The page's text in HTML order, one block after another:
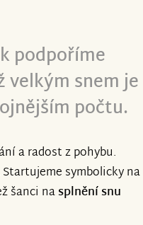
podpoříme
velkým snem je
počtu.
a radost z pohybu.
symbolicky na
šanci nasplnění snu